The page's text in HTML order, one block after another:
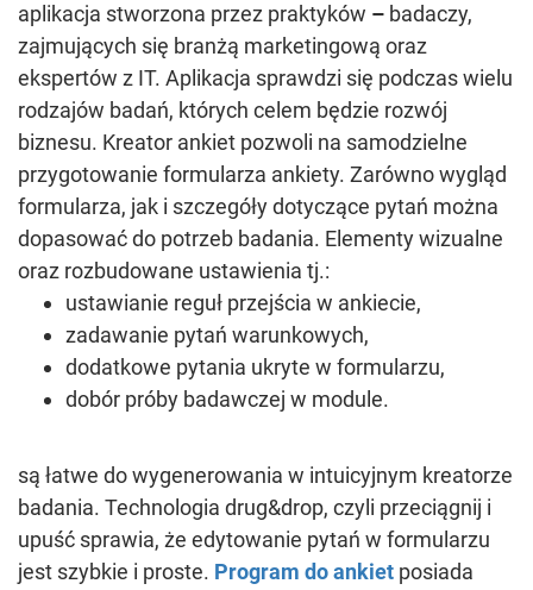
aplikacja stworzona przez praktyków – badaczy,
zajmujących się branżą marketingową oraz
ekspertów z IT. Aplikacja sprawdzi się podczas wielu
rodzajów badań, których celem będzie rozwój
biznesu. Kreator ankiet pozwoli na samodzielne
przygotowanie formularza ankiety. Zarówno wygląd
formularza, jak i szczegóły dotyczące pytań można
dopasować do potrzeb badania. Elementy wizualne
oraz rozbudowane ustawienia tj.:
ustawianie reguł przejścia w ankiecie,
zadawanie pytań warunkowych,
dodatkowe pytania ukryte w formularzu,
dobór próby badawczej w module.
są łatwe do wygenerowania w intuicyjnym kreatorze
badania. Technologia drug&drop, czyli przeciągnij i
upuść sprawia, że edytowanie pytań w formularzu
jest szybkie i proste. Program do ankiet posiada